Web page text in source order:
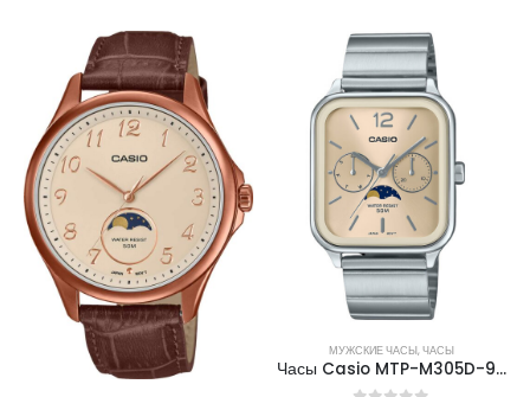
МУЖСКИЕ ЧАСЫ,ЧАСЫ
Часы Casio MTP-M305D-9AVDF